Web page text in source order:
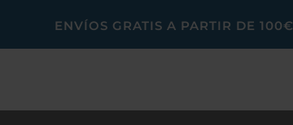
ENVÍOS GRATIS A PARTIR DE 100€